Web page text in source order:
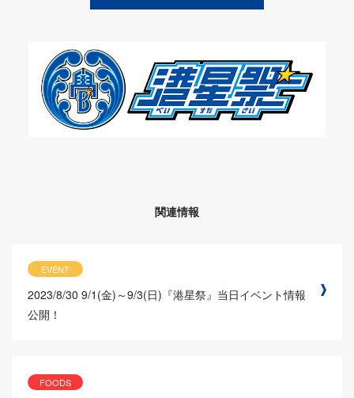
関連情報
EVENT
2023/8/30 9/1(金)～9/3(日)『港星祭』当日イベント情報
公開！
FOODS